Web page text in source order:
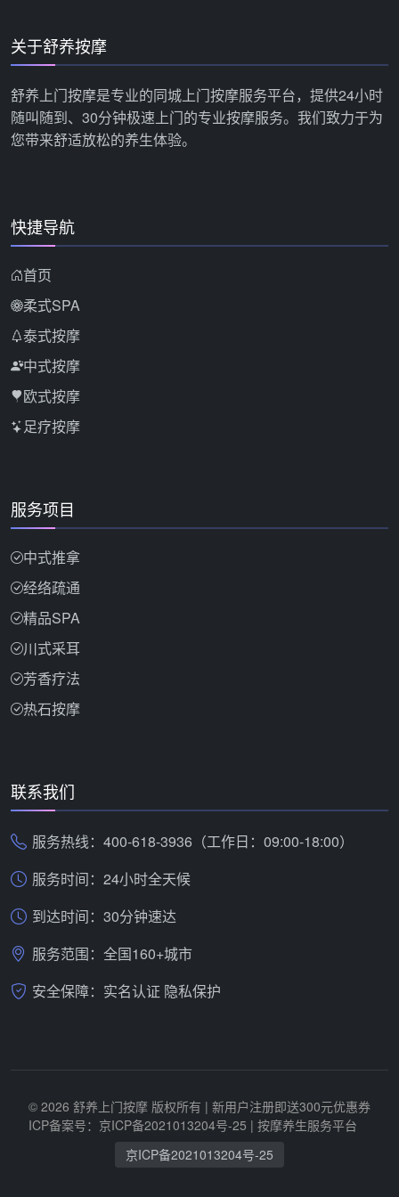
关于舒养按摩
舒养上门按摩是专业的同城上门按摩服务平台，提供24小时
随叫随到、30分钟极速上门的专业按摩服务。我们致力于为
您带来舒适放松的养生体验。
快捷导航
首页
柔式SPA
泰式按摩
中式按摩
欧式按摩
足疗按摩
服务项目
中式推拿
经络疏通
精品SPA
川式采耳
芳香疗法
热石按摩
联系我们
服务热线：400-618-3936（工作日：09:00-18:00）
服务时间：24小时全天候
到达时间：30分钟速达
服务范围：全国160+城市
安全保障：实名认证 隐私保护
© 2026 舒养上门按摩 版权所有 | 新用户注册即送300元优惠券
ICP备案号：京ICP备2021013204号-25 | 按摩养生服务平台
京ICP备2021013204号-25